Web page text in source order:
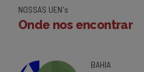
NOSSAS UEN's
Onde nos encontrar
BAHIA